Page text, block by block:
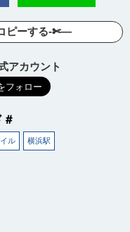
ピーする-✄—
アカウント
ル 横浜駅